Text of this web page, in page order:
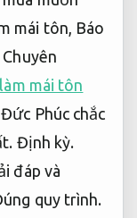
mái tôn, Báo
Chuyên
mái tôn
Phúc chắc
Định kỳ.
đáp và
quy trình.